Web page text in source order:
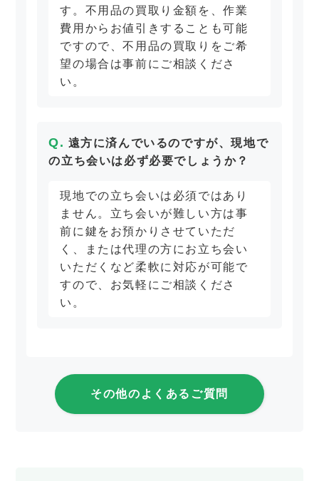
す。不用品の買取り金額を、作業
費用からお値引きすることも可能
ですので、不用品の買取りをご希
望の場合は事前にご相談くださ
い。
遠方に済んでいるのですが、現地で
の立ち会いは必ず必要でしょうか？
現地での立ち会いは必須ではあり
ません。立ち会いが難しい方は事
前に鍵をお預かりさせていただ
く、または代理の方にお立ち会い
いただくなど柔軟に対応が可能で
すので、お気軽にご相談くださ
い。
その他のよくあるご質問